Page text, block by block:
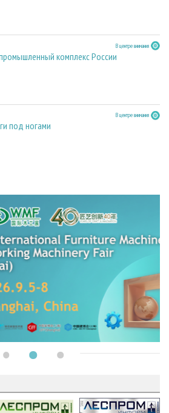
В центре внимания
комплекс России
В центре внимания
под ногами